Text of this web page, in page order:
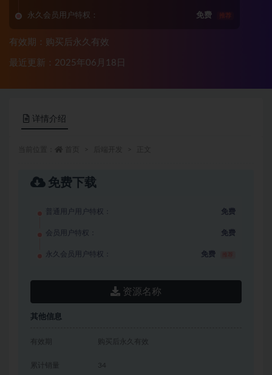
永久会员用户特权： 免费 推荐
有效期：购买后永久有效
最近更新：2025年06月18日
详情介绍
免费下载
普通用户用户特权： 免费
会员用户特权： 免费
永久会员用户特权： 免费
资源名称
其他信息
有效期 购买后永久有效
累计销量 34